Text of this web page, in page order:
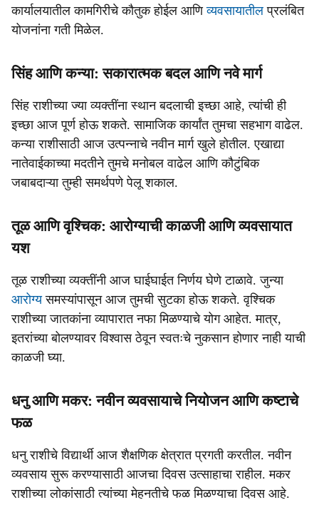
कार्यालयातील कामगिरीचे कौतुक होईल आणिव्यवसायातीलप्रलंबित
योजनांना गती मिळेल.
सिंह आणि कन्या: सकारात्मक बदल आणि नवे मार्ग
सिंह राशीच्या ज्या व्यक्तींना स्थान बदलाची इच्छा आहे, त्यांची ही
इच्छा आज पूर्ण होऊ शकते. सामाजिक कार्यांत तुमचा सहभाग वाढेल.
कन्या राशीसाठी आज उत्पन्नाचे नवीन मार्ग खुले होतील. एखाद्या
नातेवाईकाच्या मदतीने तुमचे मनोबल वाढेल आणि कौटुंबिक
जबाबदाऱ्या तुम्ही समर्थपणे पेलू शकाल.
तूळ आणि वृश्चिक: आरोग्याची काळजी आणि व्यवसायात
यश
तूळ राशीच्या व्यक्तींनी आज घाईघाईत निर्णय घेणे टाळावे. जुन्या
आरोग्यसमस्यांपासून आज तुमची सुटका होऊ शकते. वृश्चिक
राशीच्या जातकांना व्यापारात नफा मिळण्याचे योग आहेत. मात्र,
इतरांच्या बोलण्यावर विश्वास ठेवून स्वतःचे नुकसान होणार नाही याची
काळजी घ्या.
धनु आणि मकर: नवीन व्यवसायाचे नियोजन आणि कष्टाचे
फळ
धनु राशीचे विद्यार्थी आज शैक्षणिक क्षेत्रात प्रगती करतील. नवीन
व्यवसाय सुरू करण्यासाठी आजचा दिवस उत्साहाचा राहील. मकर
राशीच्या लोकांसाठी त्यांच्या मेहनतीचे फळ मिळण्याचा दिवस आहे.